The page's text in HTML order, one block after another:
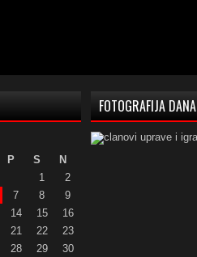
P S
N
1
2
7 8
9
14 15
16
21 22
23
28 29 30
FOTOGRAFIJA DANA